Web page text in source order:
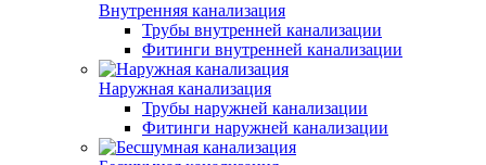
Внутренняя канализация
Трубы внутренней канализации
Фитинги внутренней канализации
Наружная канализация
Трубы наружней канализации
Фитинги наружней канализации